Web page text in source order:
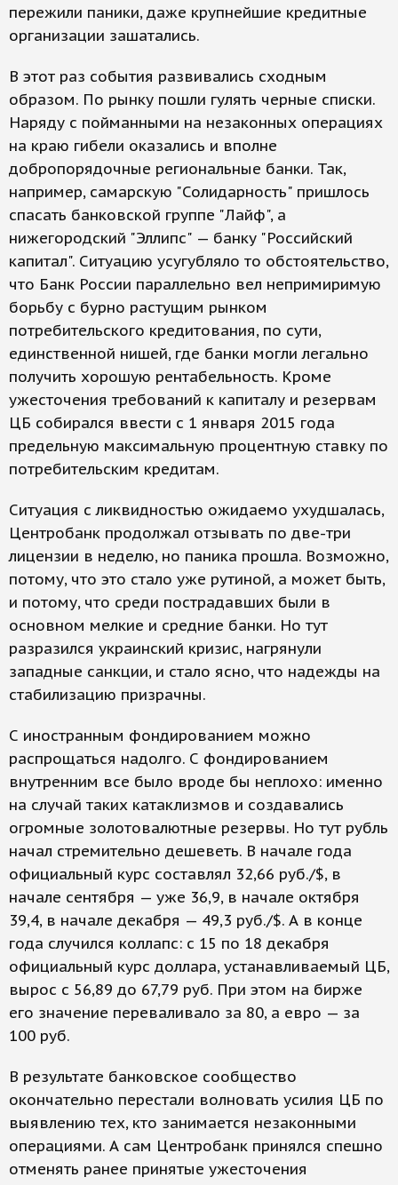
пережили паники, даже крупнейшие кредитные
организации зашатались.
В этот раз события развивались сходным
образом. По рынку пошли гулять черные списки.
Наряду с пойманными на незаконных операциях
на краю гибели оказались и вполне
добропорядочные региональные банки. Так,
например, самарскую "Солидарность" пришлось
спасать банковской группе "Лайф", а
нижегородский "Эллипс" — банку "Российский
капитал". Ситуацию усугубляло то обстоятельство,
что Банк России параллельно вел непримиримую
борьбу с бурно растущим рынком
потребительского кредитования, по сути,
единственной нишей, где банки могли легально
получить хорошую рентабельность. Кроме
ужесточения требований к капиталу и резервам
ЦБ собирался ввести с 1 января 2015 года
предельную максимальную процентную ставку по
потребительским кредитам.
Ситуация с ликвидностью ожидаемо ухудшалась,
Центробанк продолжал отзывать по две-три
лицензии в неделю, но паника прошла. Возможно,
потому, что это стало уже рутиной, а может быть,
и потому, что среди пострадавших были в
основном мелкие и средние банки. Но тут
разразился украинский кризис, нагрянули
западные санкции, и стало ясно, что надежды на
стабилизацию призрачны.
С иностранным фондированием можно
распрощаться надолго. С фондированием
внутренним все было вроде бы неплохо: именно
на случай таких катаклизмов и создавались
огромные золотовалютные резервы. Но тут рубль
начал стремительно дешеветь. В начале года
официальный курс составлял 32,66 руб./$, в
начале сентября — уже 36,9, в начале октября
39,4, в начале декабря — 49,3 руб./$. А в конце
года случился коллапс: с 15 по 18 декабря
официальный курс доллара, устанавливаемый ЦБ,
вырос с 56,89 до 67,79 руб. При этом на бирже
его значение переваливало за 80, а евро — за
100 руб.
В результате банковское сообщество
окончательно перестали волновать усилия ЦБ по
выявлению тех, кто занимается незаконными
операциями. А сам Центробанк принялся спешно
отменять ранее принятые ужесточения